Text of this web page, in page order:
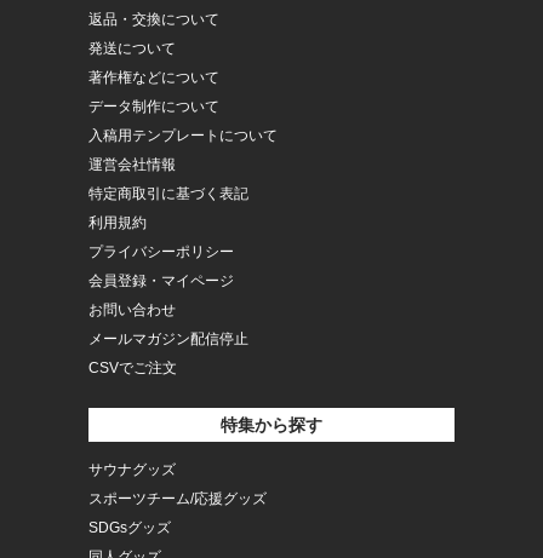
返品・交換について
発送について
著作権などについて
データ制作について
入稿用テンプレートについて
運営会社情報
特定商取引に基づく表記
利用規約
プライバシーポリシー
会員登録・マイページ
お問い合わせ
メールマガジン配信停止
CSVでご注文
特集から探す
サウナグッズ
スポーツチーム/応援グッズ
SDGsグッズ